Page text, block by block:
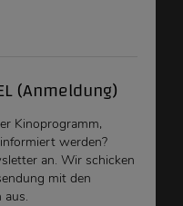
(Anmeldung)
Kinoprogramm,
informiert werden?
an. Wir schicken
mit den
aus.